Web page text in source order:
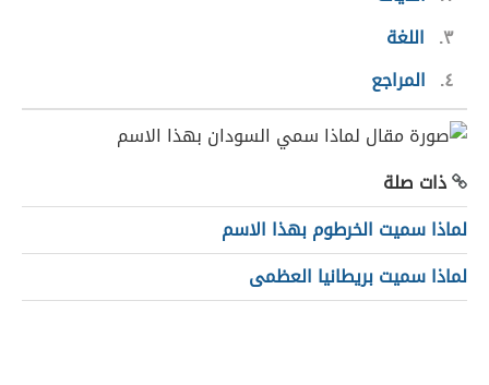
٣
اللغة
٤
المراجع
ذات صلة
لماذا سميت الخرطوم بهذا الاسم
لماذا سميت بريطانيا العظمى